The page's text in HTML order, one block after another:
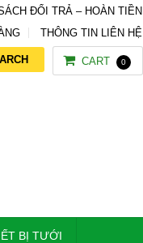
ĐỔI TRẢ – HOÀN TIỀN
THÔNG TIN LIÊN HỆ
CART 0
BỊ TƯỚI